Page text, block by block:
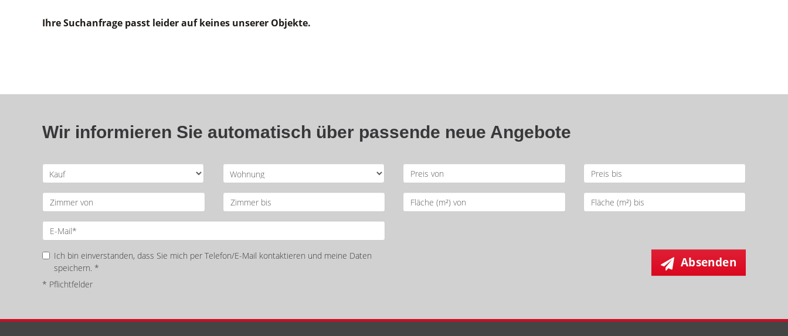
Ihre Suchanfrage passt leider auf keines unserer Objekte.
Wir informieren Sie automatisch über passende neue Angebote
Ich bin einverstanden, dass Sie mich per Telefon/E-Mail kontaktieren und meine Daten
speichern. *
* Pflichtfelder
Absenden